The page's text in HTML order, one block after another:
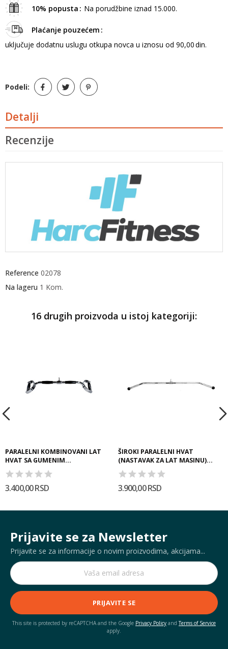
10% popusta Na porudžbine iznad 15.000.
Plaćanje pouzećem
uključuje dodatnu uslugu otkupa novca u iznosu od 90,00 din.
Podeli:
Detalji
Recenzije
Reference 02078
Na lageru 1 Kom.
16 drugih proizvoda u istoj kategoriji:
PARALELNI KOMBINOVANI LAT
HVAT SA GUMENIM...
3.400,00 RSD
ŠIROKI PARALELNI HVAT
(NASTAVAK ZA LAT MASINU)...
3.900,00 RSD
Prijavite se za Newsletter
Prijavite se za informacije o novim proizvodima, akcijama...
PRIJAVITE SE
This site is protected by reCAPTCHA and the Google Privacy Policy andTerms of Service
apply.